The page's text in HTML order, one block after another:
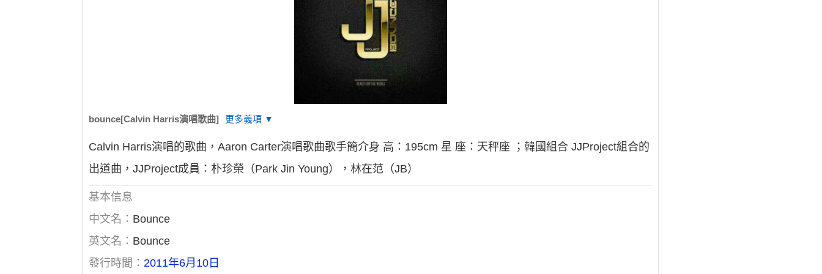
bounce[Calvin Harris演唱歌曲] 更多義項 ▼
Calvin Harris演唱的歌曲，Aaron Carter演唱歌曲歌手簡介身 高：195cm 星 座：天秤座 ；韓國組合 JJProject組合的
出道曲，JJProject成員：朴珍榮（Park Jin Young），林在范（JB）
基本信息
中文名： Bounce
英文名： Bounce
發行時間：2011年6月10日